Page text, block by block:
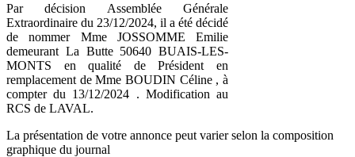
Par décision Assemblée Générale
Extraordinaire du 23/12/2024, il a été décidé
de nommer Mme JOSSOMME Emilie
demeurant La Butte 50640 BUAIS-LES-
MONTS en qualité de Président en
remplacement de Mme BOUDIN Céline , à
compter du 13/12/2024 . Modification au
RCS de LAVAL.
La présentation de votre annonce peut varier selon la composition
graphique du journal